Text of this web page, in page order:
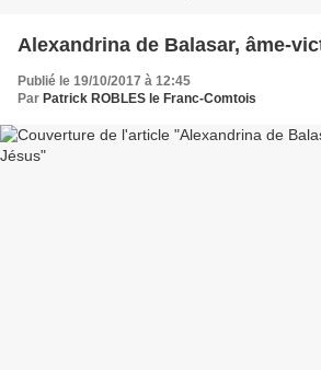
Alexandrina de Balasar, âme-
Publié le 19/10/2017 à 12:45
Par Patrick ROBLES le Franc-Comtois